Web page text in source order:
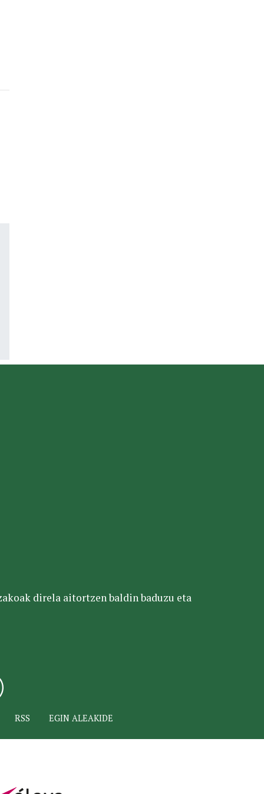
direla aitortzen baldin baduzu eta
RSS EGIN ALEAKIDE